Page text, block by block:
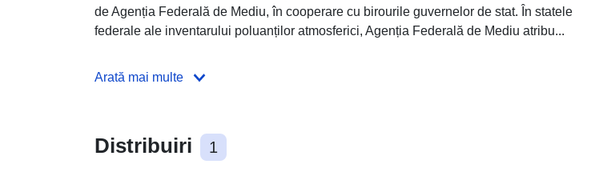
de Agenția Federală de Mediu, în cooperare cu birourile guvernelor de stat. În statele
federale ale inventarului poluanților atmosferici, Agenția Federală de Mediu atribu...
Arată mai multe
Distribuiri 1